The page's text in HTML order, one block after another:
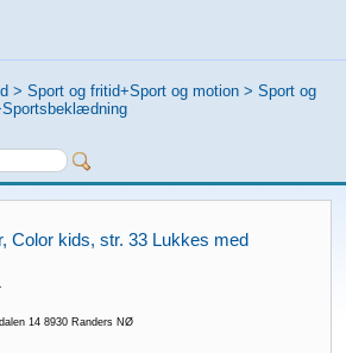
> Sport og fritid+Sport og motion > Sport og
Color kids, str. 33 Lukkes med
14 8930 Randers NØ